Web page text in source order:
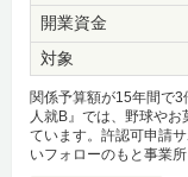
開業資金
対象
関係予算額が15年間で
人就B』では、野球や
ています。許認可申請
いフォローのもと事業所